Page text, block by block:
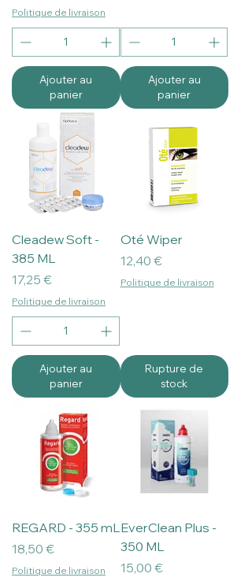
Politique de livraison
Ajouter au
panier
Ajouter au
panier
Cleadew Soft -
385 ML
Prix
17,25 €
Politique de livraison
Ajouter au
panier
Oté Wiper
Prix
12,40 €
Politique de livraison
Rupture de
stock
REGARD - 355 mL
Prix
18,50 €
Politique de livraison
EverClean Plus -
350 ML
Prix
15,00 €